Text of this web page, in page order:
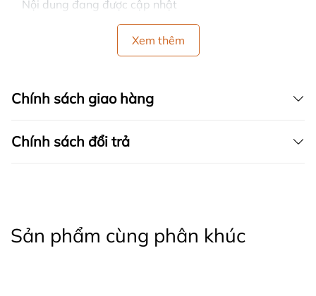
Nội dung đang được cập nhật
Xem thêm
Chính sách giao hàng
Chính sách đổi trả
Sản phẩm cùng phân khúc